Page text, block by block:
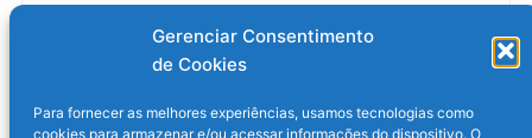
Gerenciar Consentimento
de Cookies
Para fornecer as melhores experiências, usamos tecnologias como
cookies para armazenar e/ou acessar informações do dispositivo. O
É possível estar 100% anônimo na
apareceu primeiro em